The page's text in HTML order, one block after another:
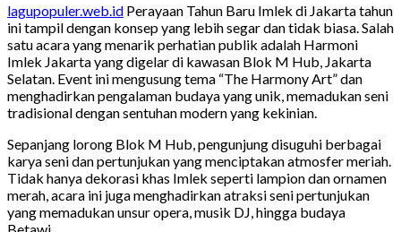
lagupopuler.web.id Perayaan Tahun Baru Imlek di Jakarta tahun
ini tampil dengan konsep yang lebih segar dan tidak biasa. Salah
satu acara yang menarik perhatian publik adalah Harmoni
Imlek Jakarta yang digelar di kawasan Blok M Hub, Jakarta
Selatan. Event ini mengusung tema “The Harmony Art” dan
menghadirkan pengalaman budaya yang unik, memadukan seni
tradisional dengan sentuhan modern yang kekinian.
Sepanjang lorong Blok M Hub, pengunjung disuguhi berbagai
karya seni dan pertunjukan yang menciptakan atmosfer meriah.
Tidak hanya dekorasi khas Imlek seperti lampion dan ornamen
merah, acara ini juga menghadirkan atraksi seni pertunjukan
yang memadukan unsur opera, musik DJ, hingga budaya